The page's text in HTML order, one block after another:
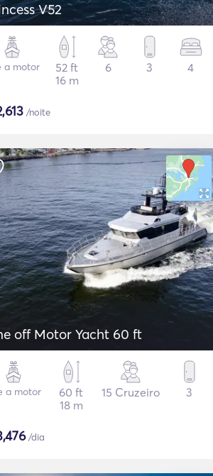
V52
a motor
52 ft
16 m
6 3 4
/noite
off Motor Yacht 60 ft
a motor
60 ft
18 m
15 Cruzeiro 3
/dia